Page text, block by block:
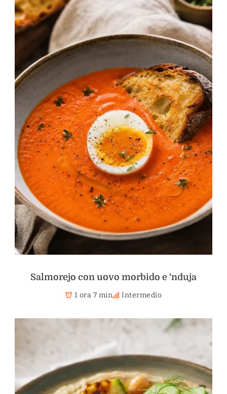
Salmorejo con uovo morbido e ‘nduja
1 ora 7 min Intermedio